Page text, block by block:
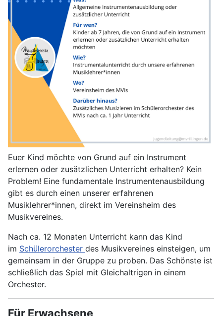
Euer Kind möchte von Grund auf ein Instrument
erlernen oder zusätzlichen Unterricht erhalten? Kein
Problem! Eine fundamentale Instrumentenausbildung
gibt es durch einen unserer erfahrenen
Musiklehrer*innen, direkt im Vereinsheim des
Musikvereines.
Nach ca. 12 Monaten Unterricht kann das Kind
im Schülerorchester des Musikvereines einsteigen, um
gemeinsam in der Gruppe zu proben. Das Schönste ist
schließlich das Spiel mit Gleichaltrigen in einem
Orchester.
Für Erwachsene